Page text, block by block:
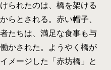
られたのは、橋を架ける
らとされる。赤い帽子、
たちは、満足な食事も与
かされた。ようやく橋が
メージした「赤坊橋」と